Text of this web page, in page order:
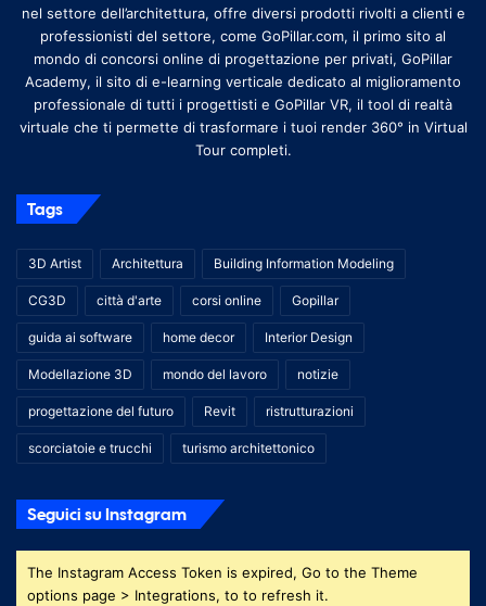
nel settore dell’architettura, offre diversi prodotti rivolti a clienti e
professionisti del settore, come GoPillar.com, il primo sito al
mondo di concorsi online di progettazione per privati, GoPillar
Academy, il sito di e-learning verticale dedicato al miglioramento
professionale di tutti i progettisti e GoPillar VR, il tool di realtà
virtuale che ti permette di trasformare i tuoi render 360° in Virtual
Tour completi.
Tags
3D Artist Architettura Building Information Modeling
CG3D città d'arte corsi online Gopillar
guida ai software home decor Interior Design
Modellazione 3D mondo del lavoro notizie
progettazione del futuro Revit ristrutturazioni
scorciatoie e trucchi turismo architettonico
Seguici su Instagram
The Instagram Access Token is expired, Go to the Theme
options page > Integrations, to to refresh it.